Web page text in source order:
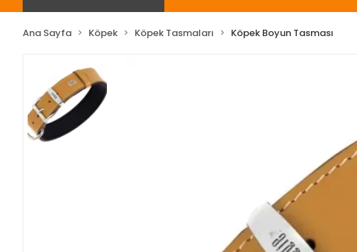
Ana Sayfa Köpek Köpek Tasmaları Köpek Boyun Tasması